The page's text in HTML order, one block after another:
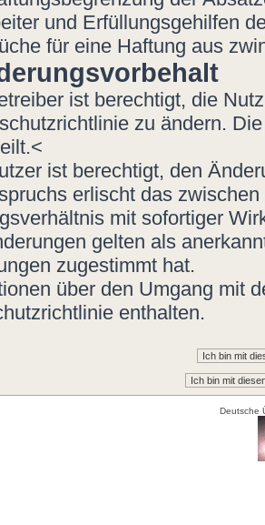
und Erfüllungsgehilfen
für eine Haftung aus
ist berechtigt, die
zu ändern.
ist berechtigt, den
erlischt das
mit sofortiger
gelten als
zugestimmt hat.
über den Umgang mit
enthalten.
Deutsche